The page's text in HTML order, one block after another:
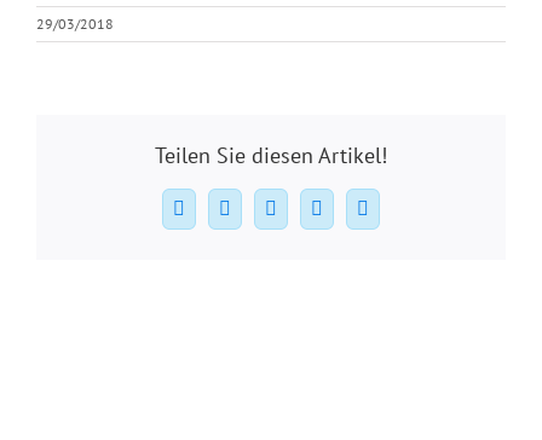
29/03/2018
Teilen Sie diesen Artikel!
Facebook
X WhatsAppPinterest
E-
Mail